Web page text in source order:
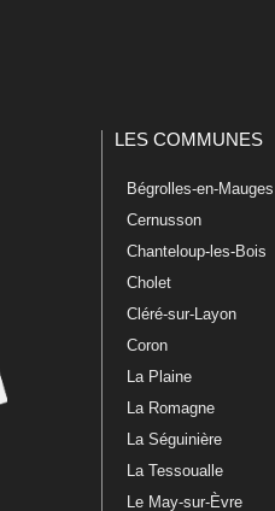
LES COMMUNES
Bégrolles-en-Mauges
Cernusson
Chanteloup-les-Bois
Cholet
Cléré-sur-Layon
Coron
La Plaine
La Romagne
La Séguinière
La Tessoualle
Le May-sur-Èvre